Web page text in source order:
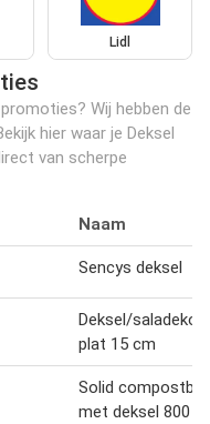
Lidl
Wij hebben de
hier waar je Deksel
van scherpe
Naam
Sencys deksel
Deksel/
plat 15 cm
Solid compostbak
met deksel 800 x